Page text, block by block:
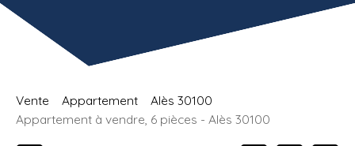
Vente Appartement
Alès 30100
Appartement à vendre, 6 pièces - Alès 30100